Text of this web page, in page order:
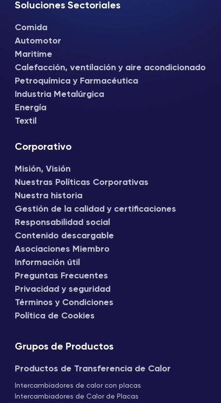
Soluciones Sectoriales
Comida
Automotor
Maritime
Calefacción, ventilación y aire acondicionado
Petroquímica y Farmacéutica
Industria Metalúrgica
Energía
Textil
Corporativo
Misión, Visión
Nuestras Políticas Corporativas
Nuestra historia
Gestión de la calidad y certificaciones
Responsabilidad social
Contenido descargable
Asociaciones Miembro
Información útil
Preguntas Frecuentes
Privacidad y seguridad
Términos y Condiciones
Política de Cookies
Grupos de Productos
Productos de Transferencia de Calor
Intercambiadores de calor con placas
Intercambiadores de Calor de Placas